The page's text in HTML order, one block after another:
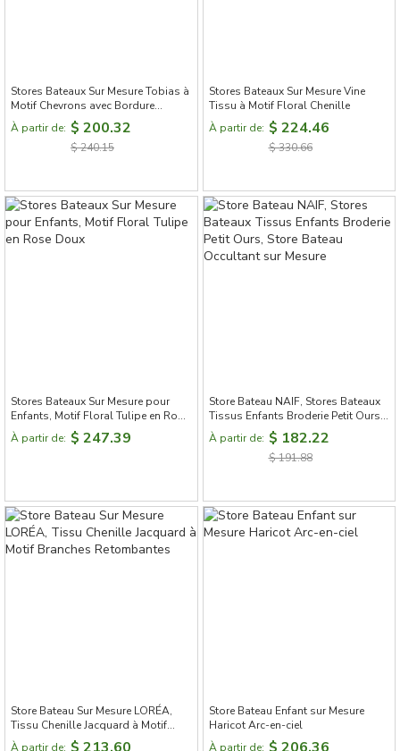
Stores Bateaux Sur Mesure Tobias à
Motif Chevrons avec Bordure
Contrastante
À partir de: $ 200.32
$ 240.15
Stores Bateaux Sur Mesure Vine
Tissu à Motif Floral Chenille
À partir de: $ 224.46
$ 330.66
Stores Bateaux Sur Mesure pour
Enfants, Motif Floral Tulipe en Rose
Doux
À partir de: $ 247.39
Store Bateau NAIF, Stores Bateaux
Tissus Enfants Broderie Petit Ours,
Store Bateau Occultant sur Mesure
À partir de: $ 182.22
$ 191.88
Store Bateau Sur Mesure LORÉA,
Tissu Chenille Jacquard à Motif
Branches Retombantes
À partir de:
Store Bateau Enfant sur Mesure
Haricot Arc-en-ciel
À partir de: